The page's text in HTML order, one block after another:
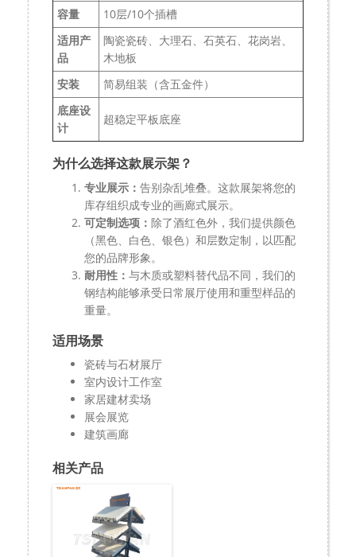
容量
10层/10个插槽
适用产
品
陶瓷瓷砖、大理石、石英石、花岗岩、
木地板
安装
简易组装（含五金件）
底座设
计
超稳定平板底座
为什么选择这款展示架？
专业展示： 告别杂乱堆叠。这款展架将您的
库存组织成专业的画廊式展示。
可定制选项： 除了酒红色外，我们提供颜色
（黑色、白色、银色）和层数定制，以匹配
您的品牌形象。
耐用性： 与木质或塑料替代品不同，我们的
钢结构能够承受日常展厅使用和重型样品的
重量。
适用场景
瓷砖与石材展厅
室内设计工作室
家居建材卖场
展会展览
建筑画廊
相关产品